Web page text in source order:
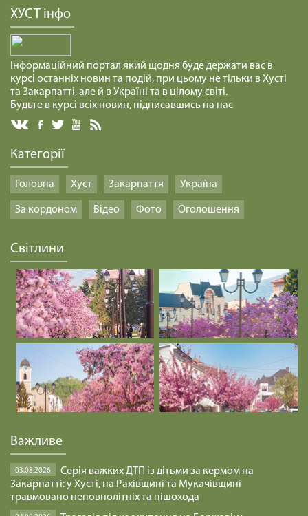
ХУСТ інфо
Інформаційний портал який щодня буде держати вас в
курсі останніх новин та подій, при цьому не тільки в Хусті
та Закарпатті, але й в Україні та в цілому світі.
Будьте в курсі всіх новин, підписавшись на нас
Категорії
Головна Хуст Закарпаття Україна
За кордоном Відео Фото Оголошення
Світлини
Важливе
03.08.2026
Серія важких ДТП із дітьми за кермом на
Закарпатті: у Хусті, на Рахівщині та Мукачівщині
травмовано неповнолітніх та пішохода